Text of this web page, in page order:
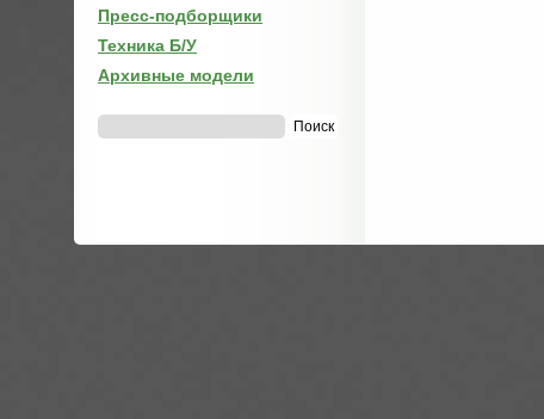
Пресс-подборщики
Техника Б/У
Архивные модели